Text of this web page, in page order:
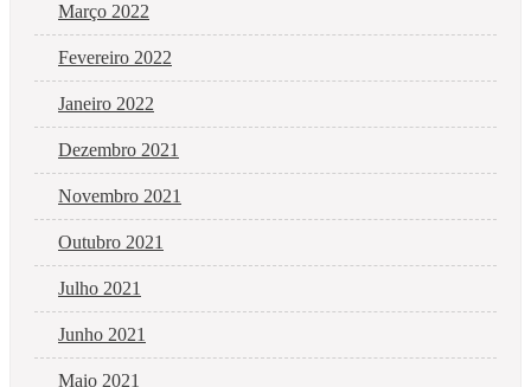
Março 2022
Fevereiro 2022
Janeiro 2022
Dezembro 2021
Novembro 2021
Outubro 2021
Julho 2021
Junho 2021
Maio 2021